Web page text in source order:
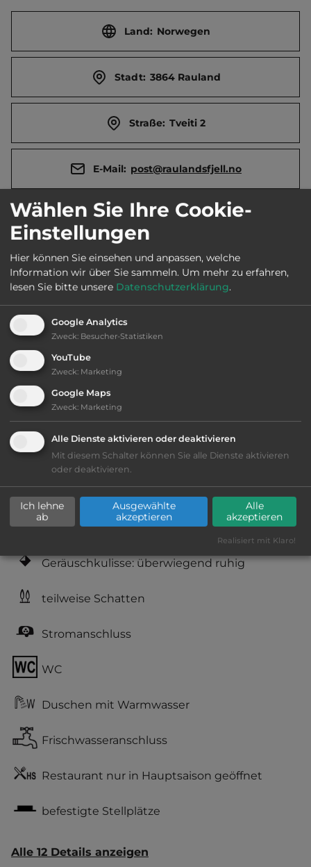
Land: Norwegen
Stadt: 3864 Rauland
Straße: Tveiti 2
E-Mail: post@raulandsfjell.no
Webseite:
www.visitrauland.com/raulandsfjell/bobil
Öffnungszeiten: Ganzjährig geöffnet
Telefon:
Ausstattung:
Abfahrtslauf
Langlauf
Lage: schön
Geräuschkulisse: überwiegend ruhig
teilweise Schatten
Stromanschluss
WC
Duschen mit Warmwasser
Frischwasseranschluss
Restaurant nur in Hauptsaison geöffnet
befestigte Stellplätze
Alle 12 Details anzeigen
Wählen Sie Ihre Cookie-
Einstellungen
Hier können Sie einsehen und anpassen, welche
Information wir über Sie sammeln. Um mehr zu erfahren,
lesen Sie bitte unsere Datenschutzerklärung.
Google Analytics
Zweck: Besucher-Statistiken
YouTube
Zweck: Marketing
Google Maps
Zweck: Marketing
Alle Dienste aktivieren oder deaktivieren
Mit diesem Schalter können Sie alle Dienste aktivieren
oder deaktivieren.
Ich lehne
ab
Ausgewählte
akzeptieren
Alle
akzeptieren
Realisiert mit Klaro!